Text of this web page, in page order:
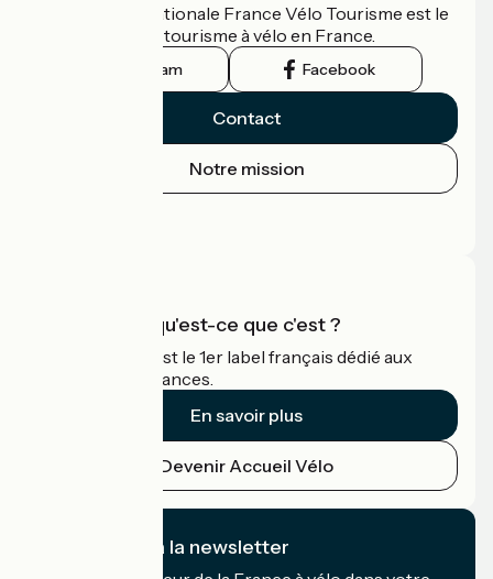
L'association nationale France Vélo Tourisme est le
guide officiel du tourisme à vélo en France.
Instagram Facebook
Contact
Notre mission
Accueil Vélo qu'est-ce que c'est ?
Accueil Vélo c'est le 1er label français dédié aux
cyclistes en vacances.
En savoir plus
Devenir Accueil Vélo
Je m'abonne à la newsletter